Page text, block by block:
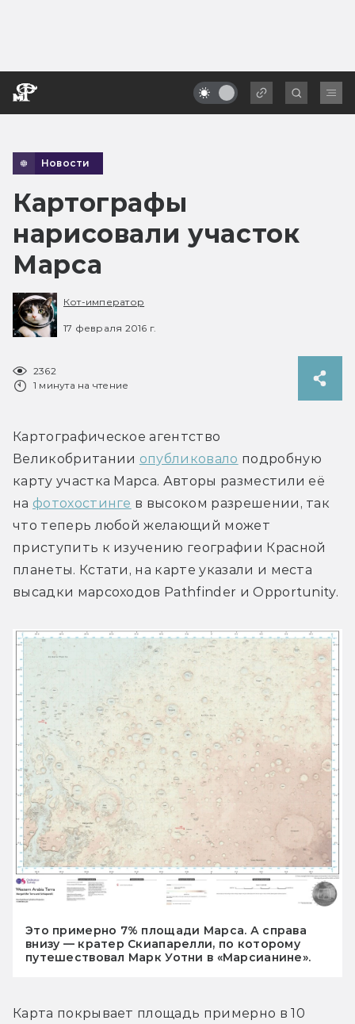
Новости
Картографы
нарисовали участок
Марса
Кот-император
17 февраля 2016 г.
2362
1 минута на чтение
Картографическое агентство
Великобритании опубликовало подробную
карту участка Марса. Авторы разместили её
на фотохостинге в высоком разрешении, так
что теперь любой желающий может
приступить к изучению географии Красной
планеты. Кстати, на карте указали и места
высадки марсоходов Pathfinder и Opportunity.
Это примерно 7% площади Марса. А справа
внизу — кратер Скиапарелли, по которому
путешествовал Марк Уотни в «Марсианине».
Карта покрывает площадь примерно в 10